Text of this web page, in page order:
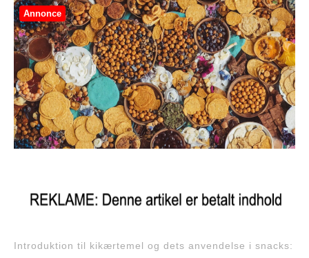
Annonce
Introduktion til kikærtemel og dets anvendelse i snacks: